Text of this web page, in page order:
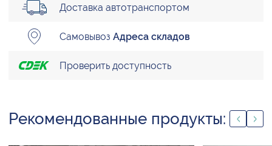
Доставка автотранспортом
Самовывоз Адреса складов
Проверить доступность
Рекомендованные продукты: